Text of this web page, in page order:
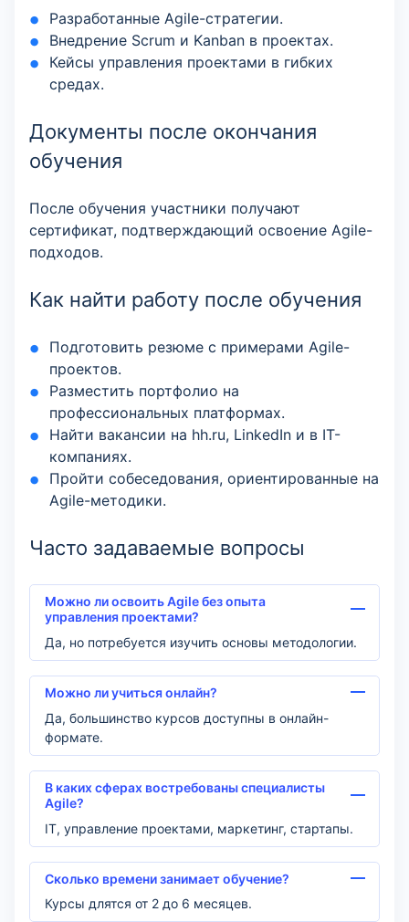
Разработанные Agile-стратегии.
Внедрение Scrum и Kanban в проектах.
Кейсы управления проектами в гибких
средах.
Документы после окончания
обучения
После обучения участники получают
сертификат, подтверждающий освоение Agile-
подходов.
Как найти работу после обучения
Подготовить резюме с примерами Agile-
проектов.
Разместить портфолио на
профессиональных платформах.
Найти вакансии на hh.ru, LinkedIn и в IT-
компаниях.
Пройти собеседования, ориентированные на
Agile-методики.
Часто задаваемые вопросы
Можно ли освоить Agile без опыта
управления проектами?
Да, но потребуется изучить основы методологии.
Можно ли учиться онлайн?
Да, большинство курсов доступны в онлайн-
формате.
В каких сферах востребованы специалисты
Agile?
IT, управление проектами, маркетинг, стартапы.
Сколько времени занимает обучение?
Курсы длятся от 2 до 6 месяцев.